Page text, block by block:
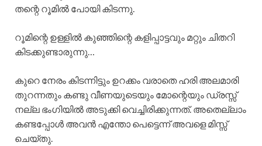
തന്റെ റൂമിൽ പോയി കിടന്നു.
റൂമിന്റെ ഉള്ളിൽ കുഞ്ഞിന്റെ കളിപ്പാട്ടവും മറ്റും ചിതറി
കിടക്കുണ്ടാരുന്നു…
കുറെ നേരം കിടന്നിട്ടും ഉറക്കം വരാതെ ഹരി അലമാരി
തുറന്നതും കണ്ടു വീണയുടെയും മോന്റെയും ഡ്രസ്സ്‌
നല്ല ഭംഗിയിൽ അടുക്കി വെച്ചിരിക്കുന്നത്. അതെല്ലാം
കണ്ടപ്പോൾ അവൻ എന്തോ പെട്ടെന്ന് അവളെ മിസ്സ്‌
ചെയ്തു.